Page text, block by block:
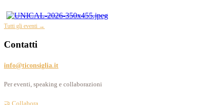
Tutti gli eventi →
Contatti
info@ticonsiglia.it
Per eventi, speaking e collaborazioni
🤝 Collabora